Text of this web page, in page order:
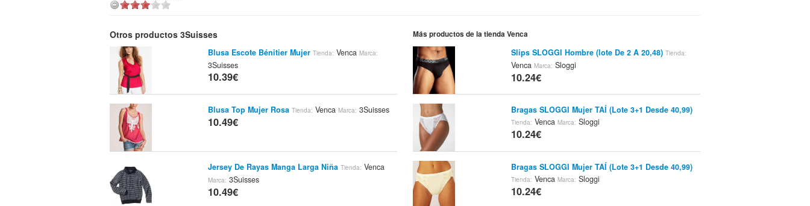
Otros productos 3Suisses
Blusa Escote Bénitier Mujer Tienda: VencaMarca:
3Suisses
10.39€
Blusa Top Mujer Rosa Tienda: VencaMarca: 3Suisses
10.49€
Jersey De Rayas Manga Larga Niña Tienda: Venca
Marca: 3Suisses
10.49€
Más productos de la tienda Venca
Slips SLOGGI Hombre (lote De 2 A 20,48) Tienda:
Venca Marca: Sloggi
10.24€
Bragas SLOGGI Mujer TAÍ (Lote 3+1 Desde 40,99)
Tienda: Venca Marca: Sloggi
10.24€
Bragas SLOGGI Mujer TAÍ (Lote 3+1 Desde 40,99)
Tienda: Venca Marca: Sloggi
10.24€